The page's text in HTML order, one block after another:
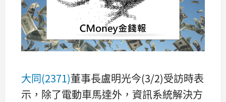
大同(2371)董事長盧明光今(3/2)受訪時表
示，除了電動車馬達外，資訊系統解決方